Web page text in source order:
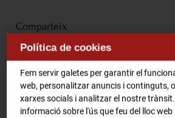
RCA Radio
RCA TV
RCA TEATRE
Gastronomic Experience 360º
Entrades Esdeveniments
Comparteix
Programa
Política de cookies
Fem servir galetes per garantir el
web, personalitzar anuncis i continguts,
xarxes socials i analitzar el nostre
informació sobre l'ús que feu del lloc